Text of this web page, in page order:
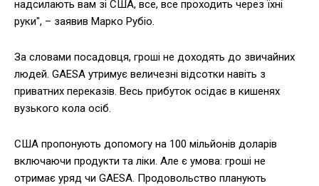
надсилають вам зі США, все, все проходить через їхні
руки", – заявив Марко Рубіо.
За словами посадовця, гроші не доходять до звичайних
людей. GAESA утримує величезні відсотки навіть з
приватних переказів. Весь прибуток осідає в кишенях
вузького кола осіб.
США пропонують допомогу на 100 мільйонів доларів
включаючи продукти та ліки. Але є умова: гроші не
отримає уряд чи GAESA. Продовольство планують